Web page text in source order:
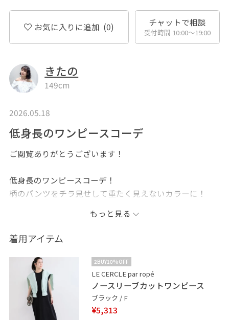
お気に入りに追加 (0) チャットで相談
受付時間 10:00〜19:00
きたの
149cm
2026.05.18
低身長のワンピースコーデ
ご閲覧ありがとうございます！
低身長のワンピースコーデ！
柄のパンツをチラ見せして重たく見えないカラーに！
Instagramしております！
@adam_outlet_kita
日々のコーディネートやお店の入荷情報…
低身長ならではの洋服のサイズ感など様々な情報をupし
ております！
もっと見る
着用アイテム
2BUY10%OFF
LE CERCLE par ropé
ノースリーブカットワンピース
ブラック / F
¥5,313